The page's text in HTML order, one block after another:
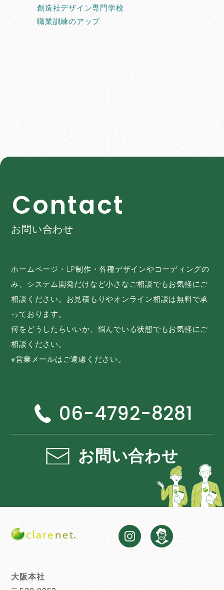
創造社デザイン専門学校
職業訓練のアップ
Contact
お問い合わせ
ホームページ・LP制作・各種デザインやコーディングの
み、システム開発だけなど小さなご相談でもお気軽にご
相談ください。お見積もりやオンライン相談は無料で承
っております。
何をどうしたらいいか、悩んでいる状態でもお気軽にご
相談ください。
※営業メールはご遠慮ください。
06-4792-8281
お問い合わせ
大阪本社